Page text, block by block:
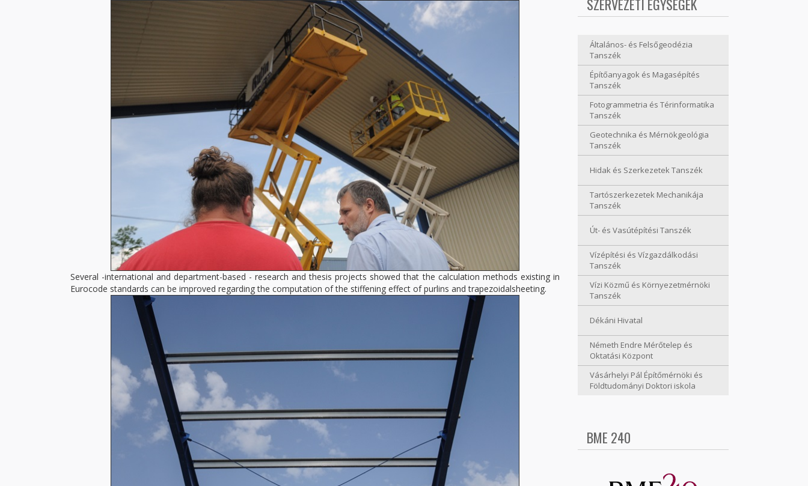
Several -international and department-based - research and thesis projects showed that the calculation methods existing in
Eurocode standards can be improved regarding the computation of the stiffening effect of purlins and trapezoidalsheeting.
SZERVEZETI EGYSÉGEK
Általános- és Felsőgeodézia
Tanszék
Építőanyagok és Magasépítés
Tanszék
Fotogrammetria és Térinformatika
Tanszék
Geotechnika és Mérnökgeológia
Tanszék
Hidak és Szerkezetek Tanszék
Tartószerkezetek Mechanikája
Tanszék
Út- és Vasútépítési Tanszék
Vízépítési és Vízgazdálkodási
Tanszék
Vízi Közmű és Környezetmérnöki
Tanszék
Dékáni Hivatal
Németh Endre Mérőtelep és
Oktatási Központ
Vásárhelyi Pál Építőmérnöki és
Földtudományi Doktori iskola
BME 240